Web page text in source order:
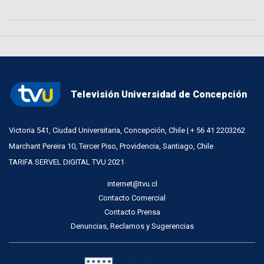
Televisión Universidad de Concepción
Victoria 541, Ciudad Universitaria, Concepción, Chile | + 56 41 2203262
Marchant Pereira 10, Tercer Piso, Providencia, Santiago, Chile
TARIFA SERVEL DIGITAL TVU 2021
internet@tvu.cl
Contacto Comercial
Contacto Prensa
Denuncias, Reclamos y Sugerencias